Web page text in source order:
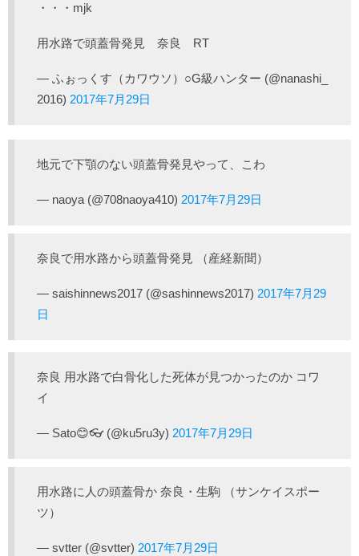
・・・mjk
用水路で頭蓋骨発見 奈良 RT
— ふぉっくす（カワウソ）○G級ハンター (@nanashi_
2016) 2017年7月29日
地元で下顎のない頭蓋骨発見やって、こわ
— naoya (@708naoya410) 2017年7月29日
奈良で用水路から頭蓋骨発見 （産経新聞）
— saishinnews2017 (@sashinnews2017) 2017年7月29
日
奈良 用水路で白骨化した死体が見つかったのか コワ
イ
— Sato😊👓 (@ku5ru3y) 2017年7月29日
用水路に人の頭蓋骨か 奈良・生駒 （サンケイスポー
ツ）
— svtter (@svtter) 2017年7月29日